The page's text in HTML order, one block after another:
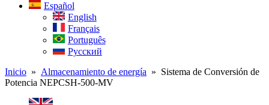
Español
English
Français
Português
Русский
Inicio » Almacenamiento de energía » Sistema de Conversión de
Potencia NEPCSH-500-MV